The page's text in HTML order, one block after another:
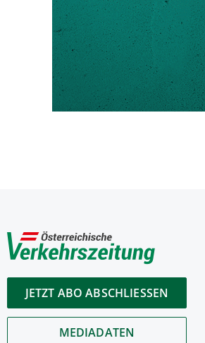
JETZT ABO ABSCHLIESSEN
MEDIADATEN